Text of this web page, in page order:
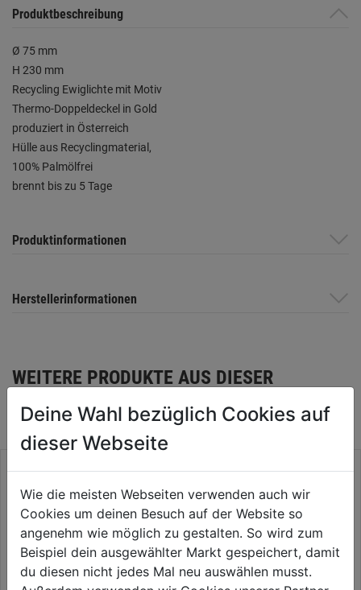
Produktbeschreibung
Ø 75 mm
H 230 mm
Recycling Ewiglichte mit Motiv
Thermo-Doppeldeckel in Gold
produziert in Österreich
Hülle aus Recyclingmaterial,
100% Palmölfrei
brennt bis zu 5 Tage
Produktinformationen
Herstellerinformationen
WEITERE PRODUKTE AUS DIESER
KATEGORIE
Deine Wahl bezüglich Cookies auf
dieser Webseite
Wie die meisten Webseiten verwenden auch wir
Cookies um deinen Besuch auf der Website so
angenehm wie möglich zu gestalten. So wird zum
Beispiel dein ausgewählter Markt gespeichert, damit
du diesen nicht jedes Mal neu auswählen musst.